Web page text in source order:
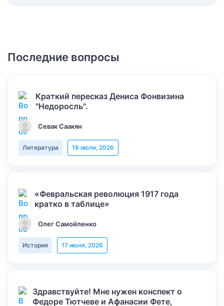
Последние вопросы
Краткий пересказ Дениса Фонвизина
"Недоросль".
Севак Саакян
Литература 18 июля, 2026
«Февральская революция 1917 года
кратко в таблице»
Олег Самойленко
История 17 июня, 2026
Здравствуйте! Мне нужен конспект о
Федоре Тютчеве и Афанасии Фете,